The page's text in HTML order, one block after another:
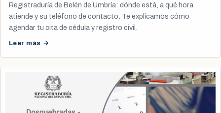
Registraduría de Belén de Umbría: dónde está, a qué hora
atiende y su teléfono de contacto. Te explicamos cómo
agendar tu cita de cédula y registro civil.
Leer más →